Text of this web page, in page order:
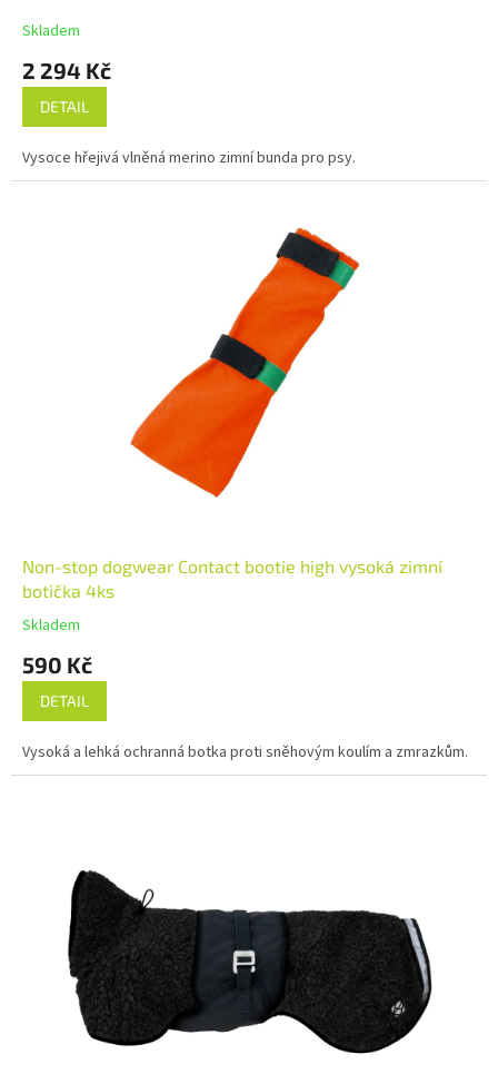
Skladem
2 294 Kč
DETAIL
Vysoce hřejivá vlněná merino zimní bunda pro psy.
Non-stop dogwear Contact bootie high vysoká zimní
botička 4ks
Skladem
590 Kč
DETAIL
Vysoká a lehká ochranná botka proti sněhovým koulím a zmrazkům.